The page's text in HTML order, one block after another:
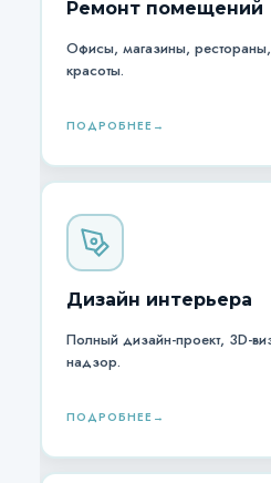
Ремонт помещений
Офисы, магазины,
красоты.
ПОДРОБНЕЕ
Дизайн интерьера
Полный дизайн-проект, 3D-
надзор.
ПОДРОБНЕЕ